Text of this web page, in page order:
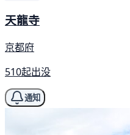
天龍寺
京都府
510起出没
通知